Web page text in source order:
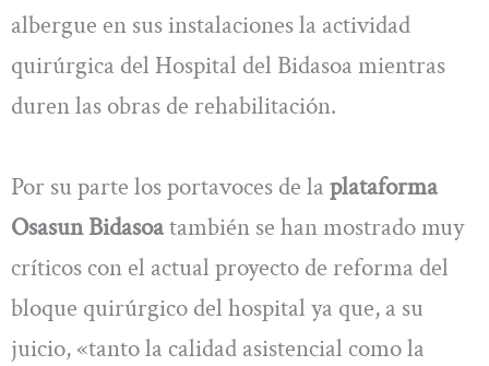
albergue en sus instalaciones la actividad
quirúrgica del Hospital del Bidasoa mientras
duren las obras de rehabilitación.
Por su parte los portavoces de la plataforma
Osasun Bidasoatambién se han mostrado muy
críticos con el actual proyecto de reforma del
bloque quirúrgico del hospital ya que, a su
juicio, «tanto la calidad asistencial como la